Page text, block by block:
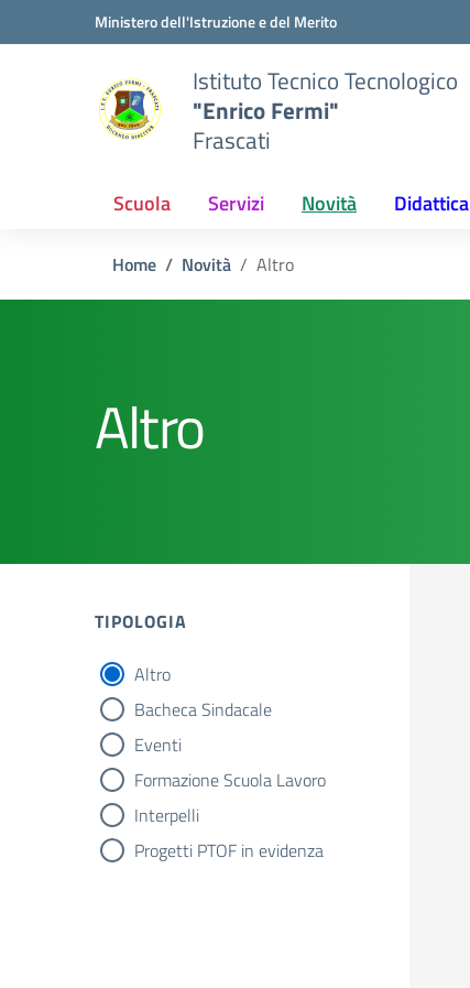
Vai ai contenuti
Vai al menu di navigazioneMinistero dell'Istruzione e del Merito
Istituto Tecnico Tecnologico
"Enrico Fermi"
Frascati
Scuola Servizi Novità Didattica
Home Novità Altro
Altro
TIPOLOGIA
tipologia di articoli
Altro
Bacheca Sindacale
Eventi
Formazione Scuola Lavoro
Interpelli
Progetti PTOF in evidenza